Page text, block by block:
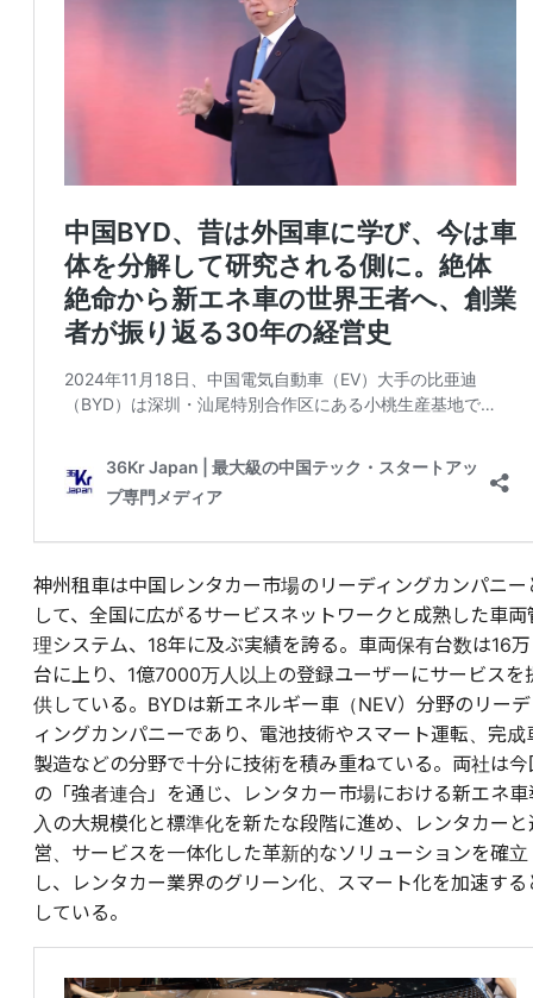
神州租車は中国レンタカー市場のリーディングカンパニー
して、全国に広がるサービスネットワークと成熟した車両
理システム、18年に及ぶ実績を誇る。車両保有台数は16万
台に上り、1億7000万人以上の登録ユーザーにサービスを
供している。BYDは新エネルギー車（NEV）分野のリーデ
ィングカンパニーであり、電池技術やスマート運転、完成
製造などの分野で十分に技術を積み重ねている。両社は今
の「強者連合」を通じ、レンタカー市場における新エネ車
入の大規模化と標準化を新たな段階に進め、レンタカーと
営、サービスを一体化した革新的なソリューションを確立
し、レンタカー業界のグリーン化、スマート化を加速する
している。